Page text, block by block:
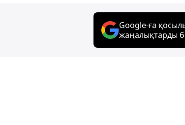
Google-ға
жаңалықтарды